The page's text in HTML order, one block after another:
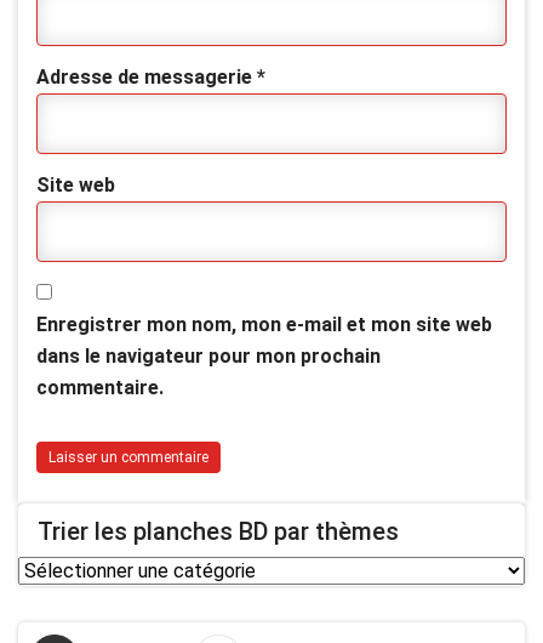
Adresse de messagerie *
Site web
Enregistrer mon nom, mon e-mail et mon site web
dans le navigateur pour mon prochain
commentaire.
Trier les planches BD par thèmes
Trier